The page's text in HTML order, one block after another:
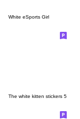
White eSports Girl
The white kitten stickers 5